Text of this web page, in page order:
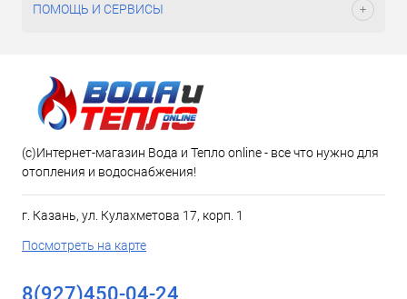
ПОМОЩЬ И СЕРВИСЫ
(c)Интернет-магазин Вода и Тепло online - все что нужно для
отопления и водоснабжения!
г. Казань, ул. Кулахметова 17, корп. 1
Посмотреть на карте
8(927)450-04-24